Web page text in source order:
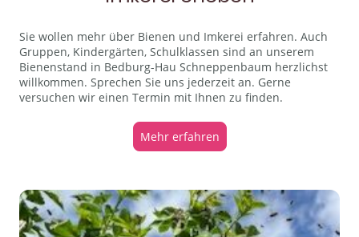
Sie wollen mehr über Bienen und Imkerei erfahren. Auch
Gruppen, Kindergärten, Schulklassen sind an unserem
Bienenstand in Bedburg-Hau Schneppenbaum herzlichst
willkommen. Sprechen Sie uns jederzeit an. Gerne
versuchen wir einen Termin mit Ihnen zu finden.
Mehr erfahren